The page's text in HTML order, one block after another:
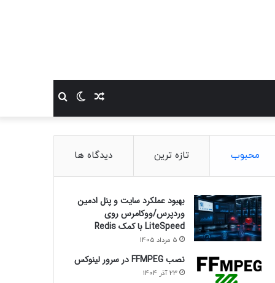
جستجو
برای
تغییر
پوسته
نوشته
تصادفی
محبوب تازه ترین دیدگاه ها
بهبود عملکرد سایت و پنل ادمین
وردپرس/ووکامرس روی
LiteSpeed با کمک Redis
5 مرداد 1405
نصب FFMPEG در سرور لینوکس
23 آذر 1404